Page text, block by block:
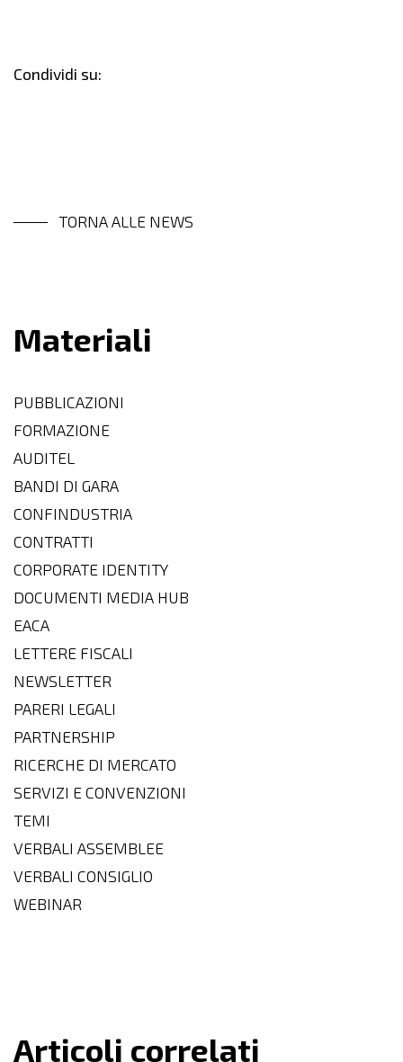
Condividi su:
TORNA ALLE NEWS
Materiali
PUBBLICAZIONI
FORMAZIONE
AUDITEL
BANDI DI GARA
CONFINDUSTRIA
CONTRATTI
CORPORATE IDENTITY
DOCUMENTI MEDIA HUB
EACA
LETTERE FISCALI
NEWSLETTER
PARERI LEGALI
PARTNERSHIP
RICERCHE DI MERCATO
SERVIZI E CONVENZIONI
TEMI
VERBALI ASSEMBLEE
VERBALI CONSIGLIO
WEBINAR
Articoli correlati